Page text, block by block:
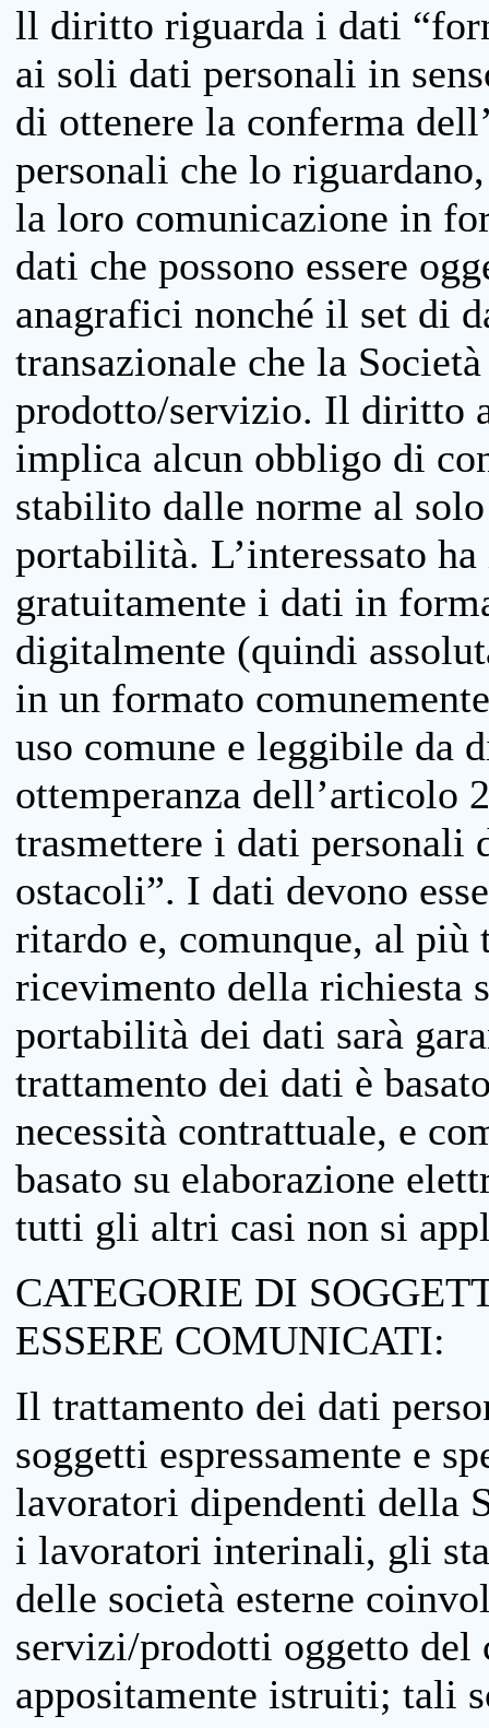
ll diritto riguarda i dati
ai soli dati personali in
di ottenere la conferma
personali che lo
la loro comunicazione in
dati che possono essere
anagrafici nonché il set di
transazionale che la
prodotto/servizio. Il diritto
implica alcun obbligo di
stabilito dalle norme al
portabilità. L’interessato
gratuitamente i dati in
digitalmente (quindi
in un formato
uso comune e leggibile da
ottemperanza dell’articolo
trasmettere i dati personali
ostacoli”. I dati devono
ritardo e, comunque, al più
ricevimento della richiesta
portabilità dei dati sarà
trattamento dei dati è
necessità contrattuale, e
basato su elaborazione
tutti gli altri casi non si
CATEGORIE DI
ESSERE COMUNICATI:
Il trattamento dei dati
soggetti espressamente e
lavoratori dipendenti della
i lavoratori interinali, gli
delle società esterne
servizi/prodotti oggetto
appositamente istruiti; tali